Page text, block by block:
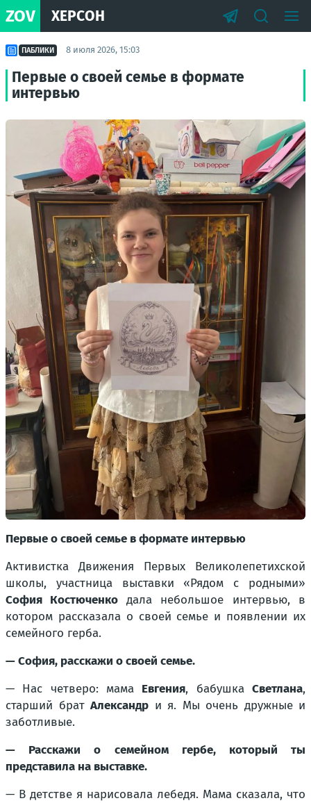
ZOV ХЕРСОН
ПАБЛИКИ 8 июля 2026, 15:03
Первые о своей семье в формате
интервью
Первые о своей семье в формате интервью
Активистка Движения Первых Великолепетихской
школы, участница выставки «Рядом с родными»
София Костюченко дала небольшое интервью, в
котором рассказала о своей семье и появлении их
семейного герба.
— София, расскажи о своей семье.
— Нас четверо: мама Евгения, бабушкаСветлана,
старший брат Александр и я. Мы очень дружные и
заботливые.
— Расскажи о семейном гербе, который ты
представила на выставке.
— В детстве я нарисовала лебедя. Мама сказала, что